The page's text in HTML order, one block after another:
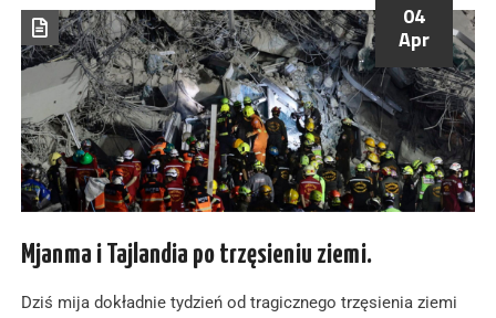
04
Apr
Mjanma i Tajlandia po trzęsieniu ziemi.
Dziś mija dokładnie tydzień od tragicznego trzęsienia ziemi